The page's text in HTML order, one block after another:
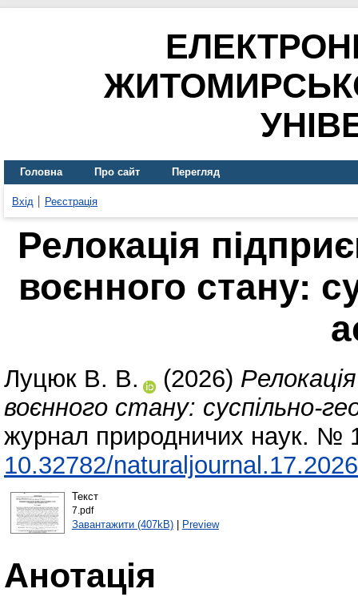
Головна Про сайт Перегляд
Вхід Реєстрація
Релокація
воєнного стану:
Луцюк В. В. (2026)
воєнного стану: суспільно-
журнал природничих наук. №
10.32782/
Текст
7.pdf
Завантажити (407kB)| Preview
Анотація